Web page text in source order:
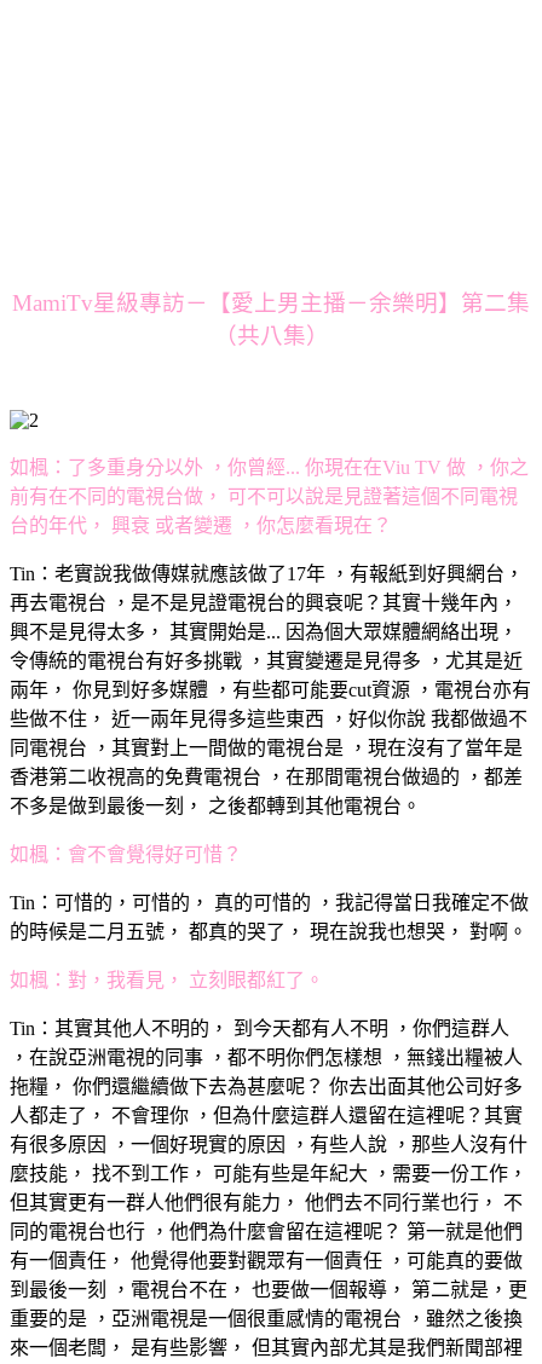
MamiTv星級專訪－【愛上男主播－余樂明】第二集
（共八集）
如楓：了多重身分以外 ，你曾經... 你現在在Viu TV 做 ，你之
前有在不同的電視台做， 可不可以說是見證著這個不同電視
台的年代， 興衰 或者變遷 ，你怎麼看現在？
Tin：老實說我做傳媒就應該做了17年 ，有報紙到好興網台，
再去電視台 ，是不是見證電視台的興衰呢？其實十幾年內，
興不是見得太多， 其實開始是... 因為個大眾媒體網絡出現，
令傳統的電視台有好多挑戰 ，其實變遷是見得多 ，尤其是近
兩年， 你見到好多媒體 ，有些都可能要cut資源 ，電視台亦有
些做不住， 近一兩年見得多這些東西 ，好似你說 我都做過不
同電視台 ，其實對上一間做的電視台是 ，現在沒有了當年是
香港第二收視高的免費電視台 ，在那間電視台做過的 ，都差
不多是做到最後一刻， 之後都轉到其他電視台。
如楓：會不會覺得好可惜？
Tin：可惜的，可惜的， 真的可惜的 ，我記得當日我確定不做
的時候是二月五號， 都真的哭了， 現在說我也想哭， 對啊。
如楓：對，我看見， 立刻眼都紅了。
Tin：其實其他人不明的， 到今天都有人不明 ，你們這群人
，在說亞洲電視的同事 ，都不明你們怎樣想 ，無錢出糧被人
拖糧， 你們還繼續做下去為甚麼呢？ 你去出面其他公司好多
人都走了， 不會理你 ，但為什麼這群人還留在這裡呢？其實
有很多原因 ，一個好現實的原因 ，有些人說 ，那些人沒有什
麼技能， 找不到工作， 可能有些是年紀大 ，需要一份工作，
但其實更有一群人他們很有能力， 他們去不同行業也行， 不
同的電視台也行 ，他們為什麼會留在這裡呢？ 第一就是他們
有一個責任， 他覺得他要對觀眾有一個責任 ，可能真的要做
到最後一刻 ，電視台不在， 也要做一個報導， 第二就是，更
重要的是 ，亞洲電視是一個很重感情的電視台 ，雖然之後換
來一個老闆， 是有些影響， 但其實內部尤其是我們新聞部裡